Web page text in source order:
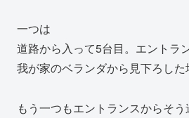
一つは
道路から入って5台目。エントラ
我が家のベランダから見下ろした
もう一つもエントランスからそ